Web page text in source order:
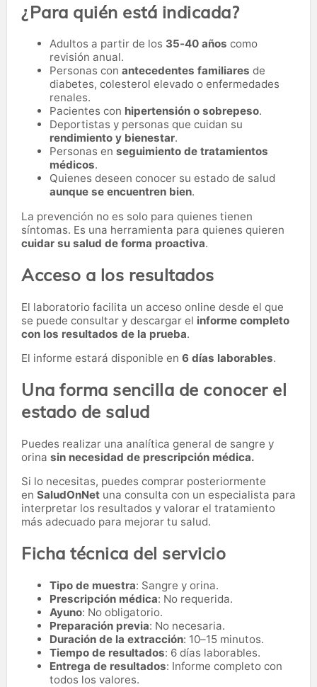
¿Para quién está indicada?
Adultos a partir de los 35-40 años como
revisión anual.
Personas con antecedentes familiares de
diabetes, colesterol elevado o enfermedades
renales.
Pacientes con hipertensión o sobrepeso.
Deportistas y personas que cuidan su
rendimiento y bienestar.
Personas en seguimiento de tratamientos
médicos.
Quienes deseen conocer su estado de salud
aunque se encuentren bien.
La prevención no es solo para quienes tienen
síntomas. Es una herramienta para quienes quieren
cuidar su salud de forma proactiva.
Acceso a los resultados
El laboratorio facilita un acceso online desde el que
se puede consultar y descargar el informe completo
con los resultados de la prueba.
El informe estará disponible en 6 días laborables.
Una forma sencilla de conocer el
estado de salud
Puedes realizar una analítica general de sangre y
orina sin necesidad de prescripción médica.
Si lo necesitas, puedes comprar posteriormente
en SaludOnNet una consulta con un especialista para
interpretar los resultados y valorar el tratamiento
más adecuado para mejorar tu salud.
Ficha técnica del servicio
Tipo de muestra: Sangre y orina.
Prescripción médica: No requerida.
Ayuno: No obligatorio.
Preparación previa: No necesaria.
Duración de la extracción: 10–15 minutos.
Tiempo de resultados: 6 días laborables.
Entrega de resultados: Informe completo con
todos los valores.